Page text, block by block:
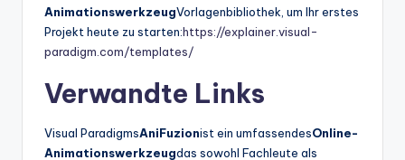
AnimationswerkzeugVorlagenbibliothek, um Ihr erstes
Projekt heute zu starten:https://explainer.visual-
paradigm.com/templates/
Verwandte Links
Visual ParadigmsAniFuzionist ein umfassendesOnline-
Animationswerkzeugdas sowohl Fachleute als